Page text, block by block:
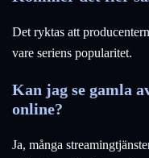
Det ryktas att
vare seriens popularitet.
Kan jag se gamla
online?
Ja, många